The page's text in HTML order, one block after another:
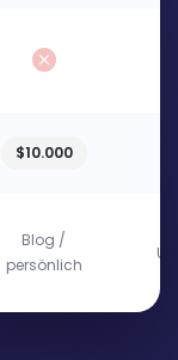
$10.000
Blog /
persönlich